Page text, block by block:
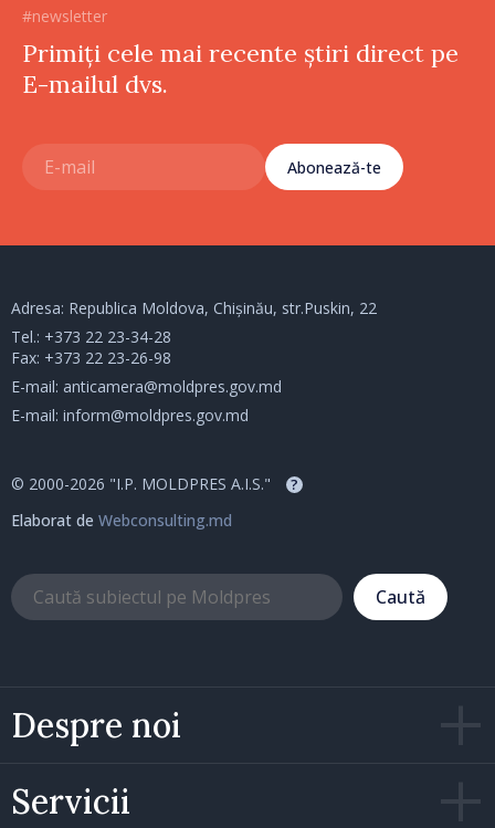
#newsletter
Primiți cele mai recente știri direct pe
E-mailul dvs.
Abonează-te
Despre noi
Servicii
Adresa: Republica Moldova, Chișinău, str.Puskin, 22
Tel.: +373 22 23-34-28
Fax: +373 22 23-26-98
E-mail: anticamera@moldpres.gov.md
E-mail: inform@moldpres.gov.md
© 2000-2026 "I.P. MOLDPRES A.I.S." ?
Elaborat de Webconsulting.md
Caută